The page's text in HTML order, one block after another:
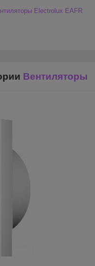
Electrolux EAFR
Вентиляторы